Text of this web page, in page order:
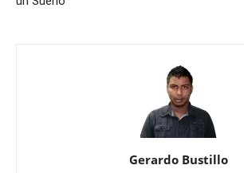
Gerardo Bustillo